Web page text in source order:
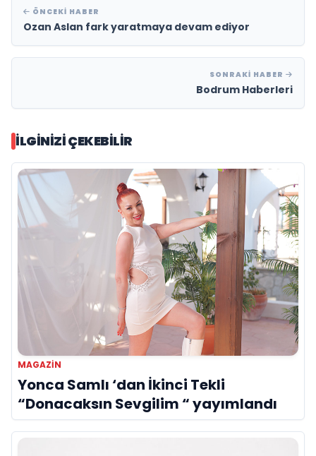
ÖNCEKI HABER
Ozan Aslan fark yaratmaya devam ediyor
SONRAKI HABER
Bodrum Haberleri
İLGINIZI ÇEKEBILIR
MAGAZIN
Yonca Samlı ‘dan İkinci Tekli
“Donacaksın Sevgilim “ yayımlandı